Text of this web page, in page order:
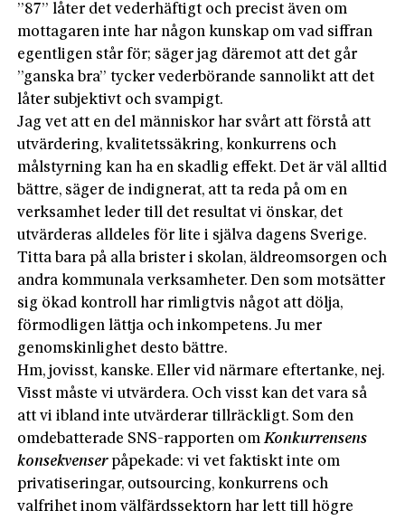
”87” låter det vederhäftigt och precist även om
mottagaren inte har någon kunskap om vad siffran
egentligen står för; säger jag däremot att det går
”ganska bra” tycker vederbörande sannolikt att det
låter subjektivt och svampigt.
Jag vet att en del människor har svårt att förstå att
utvärdering, kvalitetssäkring, konkurrens och
målstyrning kan ha en skadlig effekt. Det är väl alltid
bättre, säger de indignerat, att ta reda på om en
verksamhet leder till det resultat vi önskar, det
utvärderas alldeles för lite i själva dagens Sverige.
Titt­a bara på alla brister i skolan, äldreomsorgen och
andra kommunala verksamheter. Den som motsätter
sig ökad kontroll har rimligtvis något att dölja,
förmodligen lättja och inkompetens. Ju mer
genomskinlighet desto bättre.
Hm, jovisst, kanske. Eller vid närmare eftertanke, nej.
Visst måste vi utvärdera. Och visst kan det vara så
att vi ibland inte utvärderar tillräckligt. Som den
omdebatterade SNS-rapporten omKonkurrensens
konsekvenserpåpekade: vi vet faktiskt inte om
privatiseringar, outsourcing, konkurrens och
valfrihet inom välfärdssektorn har lett till högre